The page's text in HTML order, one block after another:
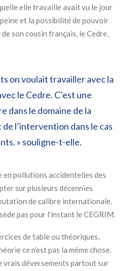
elle travaille avait vu le jour
et la possibilité de pouvoir
son cousin français, le Cedre,
on voulait travailler avec la
le Cedre. C’est une
dans le domaine de la
l’intervention dans le cas
» souligne-t-elle.
en pollutions accidentelles des
sur plusieurs décennies
de calibre internationale.
pas pour l’instant le CEGRIM.
de table ou théoriques,
ce n’est pas la même chose.
vrais déversements partout sur